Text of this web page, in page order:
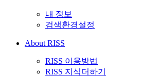
내 정보
검색환경설정
About RISS
RISS 이용방법
RISS 지식더하기